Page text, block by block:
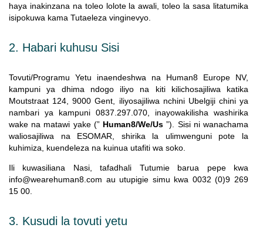
haya inakinzana na toleo lolote la awali, toleo la sasa litatumika
isipokuwa kama Tutaeleza vinginevyo.
2. Habari kuhusu Sisi
Tovuti/Programu Yetu inaendeshwa na Human8 Europe NV,
kampuni ya dhima ndogo iliyo na kiti kilichosajiliwa katika
Moutstraat 124, 9000 Gent, iliyosajiliwa nchini Ubelgiji chini ya
nambari ya kampuni 0837.297.070, inayowakilisha washirika
wake na matawi yake (” Human8/We/Us”). Sisi ni wanachama
waliosajiliwa na ESOMAR, shirika la ulimwenguni pote la
kuhimiza, kuendeleza na kuinua utafiti wa soko.
Ili kuwasiliana Nasi, tafadhali Tutumie barua pepe kwa
info@wearehuman8.com au utupigie simu kwa 0032 (0)9 269
15 00.
3. Kusudi la tovuti yetu